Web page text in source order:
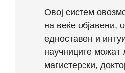
Овој систем
на веќе објавени,
едноставен и
научниците можат
магистерски,